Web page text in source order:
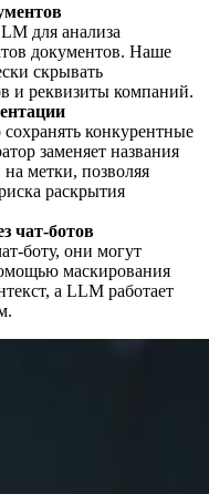
для анализа
документов. Наше
скрывать
и реквизиты компаний.
конкурентные
заменяет названия
метки, позволяя
раскрытия
чат-ботов
боту, они могут
маскирования
а LLM работает